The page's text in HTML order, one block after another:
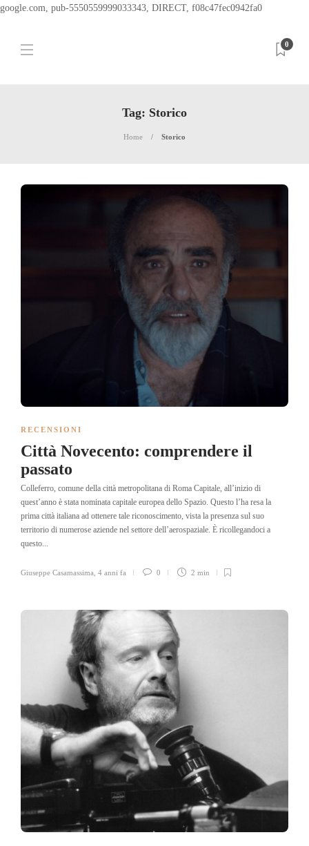
google.com, pub-5550559999033343, DIRECT, f08c47fec0942fa0
0
Tag: Storico
Home Storico
RECENSIONI
Città Novecento: comprendere il
passato
Colleferro, comune della città metropolitana di Roma Capitale, all’inizio di
quest’anno è stata nominata capitale europea dello Spazio. Questo l’ha resa la
prima città italiana ad ottenere tale riconoscimento, vista la presenza sul suo
territorio di numerose aziende nel settore dell’aerospaziale. È ricollegandoci a
questo...
Giuseppe Casamassima 4 anni fa 0 2 min